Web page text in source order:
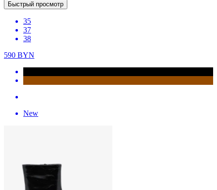
Быстрый просмотр
35
37
38
590 BYN
New